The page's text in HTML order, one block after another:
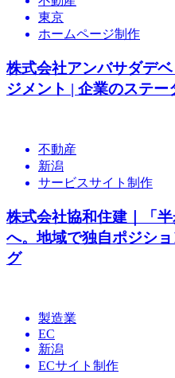
東京
ホームページ制作
株式会社アンバサダデ
ジメント | 企業のステ
不動産
新潟
サービスサイト制作
株式会社協和住建｜「
へ。地域で独自ポジシ
グ
製造業
EC
新潟
ECサイト制作